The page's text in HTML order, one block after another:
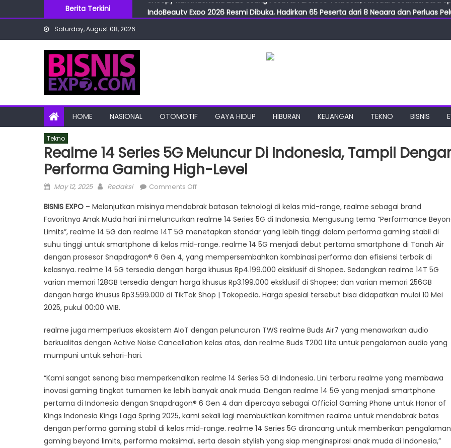
to
Berita Terkini
IndoBeauty Expo 2026 Resmi Dibuka, Hadirkan 65 Peserta dari 8 Negara dan Perluas
Menteri Perindustrian Resmikan ILF dan IGT Expo 2026, Industri Manufaktur Siap Naik
Snoopy Run Indonesia 2026 Usung Festival PEANUTS Terbesar, PIK Jadi Destinasi Baru
Saturday, August 08, 2026
HOME NASIONAL OTOMOTIF GAYA HIDUP HIBURAN KEUANGAN TEKNO BISNIS
Tekno
Realme 14 Series 5G Meluncur Di Indonesia, Tampil
Performa Gaming High-Level
Posted
May 12, 2025 Author
Redaksi Comments Offon
14
Series
5G
Meluncur
di
Indonesia,
Tampil
dengan
Performa
Level
BISNIS EXPO – Melanjutkan misinya mendobrak batasan teknologi di kelas mid-range, realme sebagai brand
Favoritnya Anak Muda hari ini meluncurkan realme 14 Series 5G di Indonesia. Mengusung tema “Performance
Limits”, realme 14 5G dan realme 14T 5G menetapkan standar yang lebih tinggi dalam performa gaming stabil di
suhu tinggi untuk smartphone di kelas mid-range. realme 14 5G menjadi debut pertama smartphone di Tanah Air
dengan prosesor Snapdragon® 6 Gen 4, yang mempersembahkan kombinasi performa dan efisiensi terbaik di
kelasnya. realme 14 5G tersedia dengan harga khusus Rp4.199.000 eksklusif di Shopee. Sedangkan realme 14T 5G
varian memori 128GB tersedia dengan harga khusus Rp3.199.000 eksklusif di Shopee; dan varian memori 256GB
dengan harga khusus Rp3.599.000 di TikTok Shop | Tokopedia. Harga spesial tersebut bisa didapatkan mulai 10 Mei
2025, pukul 00:00 WIB.
realme juga memperluas ekosistem AIoT dengan peluncuran TWS realme Buds Air7 yang menawarkan audio
berkualitas dengan Active Noise Cancellation kelas atas, dan realme Buds T200 Lite untuk pengalaman audio yang
mumpuni untuk sehari-hari.
“Kami sangat senang bisa memperkenalkan realme 14 Series 5G di Indonesia. Lini terbaru realme yang membawa
inovasi gaming tingkat turnamen ke lebih banyak anak muda. Dengan realme 14 5G yang menjadi smartphone
pertama di Indonesia dengan Snapdragon® 6 Gen 4 dan dipercaya sebagai Official Gaming Phone untuk Honor of
Kings Indonesia Kings Laga Spring 2025, kami sekali lagi membuktikan komitmen realme untuk mendobrak batas
dengan performa gaming stabil di kelas mid-range. realme 14 Series 5G dirancang untuk memberikan pengalaman
gaming beyond limits, performa maksimal, serta desain stylish yang siap menginspirasi anak muda di Indonesia,”